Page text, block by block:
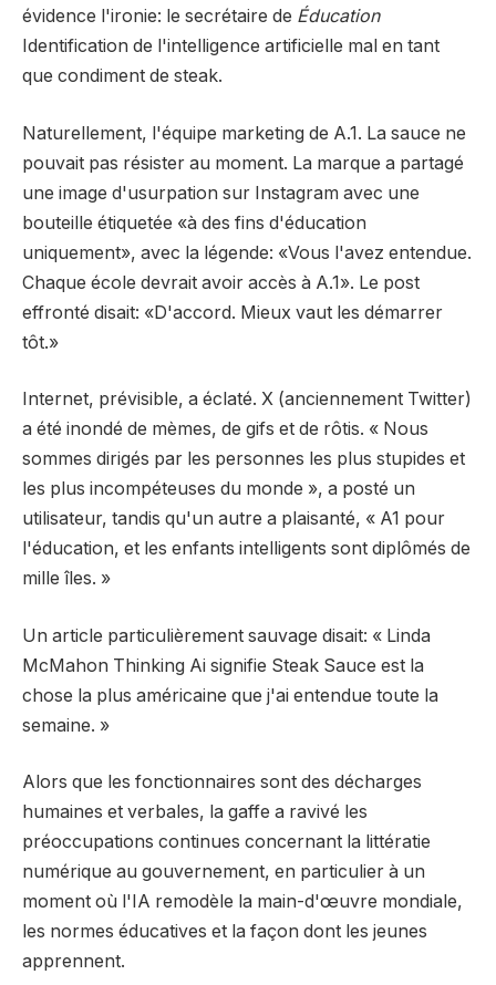
évidence l'ironie: le secrétaire de Éducation
Identification de l'intelligence artificielle mal en tant
que condiment de steak.
Naturellement, l'équipe marketing de A.1. La sauce ne
pouvait pas résister au moment. La marque a partagé
une image d'usurpation sur Instagram avec une
bouteille étiquetée «à des fins d'éducation
uniquement», avec la légende: «Vous l'avez entendue.
Chaque école devrait avoir accès à A.1». Le post
effronté disait: «D'accord. Mieux vaut les démarrer
tôt.»
Internet, prévisible, a éclaté. X (anciennement Twitter)
a été inondé de mèmes, de gifs et de rôtis. « Nous
sommes dirigés par les personnes les plus stupides et
les plus incompéteuses du monde », a posté un
utilisateur, tandis qu'un autre a plaisanté, « A1 pour
l'éducation, et les enfants intelligents sont diplômés de
mille îles. »
Un article particulièrement sauvage disait: « Linda
McMahon Thinking Ai signifie Steak Sauce est la
chose la plus américaine que j'ai entendue toute la
semaine. »
Alors que les fonctionnaires sont des décharges
humaines et verbales, la gaffe a ravivé les
préoccupations continues concernant la littératie
numérique au gouvernement, en particulier à un
moment où l'IA remodèle la main-d'œuvre mondiale,
les normes éducatives et la façon dont les jeunes
apprennent.